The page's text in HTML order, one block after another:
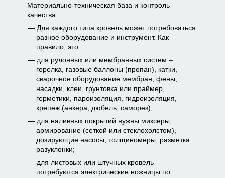
Материально-техническая база и контроль
качества
Для каждого типа кровель может потребоваться
разное оборудование и инструмент. Как
правило, это:
для рулонных или мембранных систем –
горелка, газовые баллоны (пропан), катки,
сварочное оборудование мембран, фены,
насадки, клеи, грунтовка или праймер,
герметики, пароизоляция, гидроизоляция,
крепеж (анкера, дюбель, саморез);
для наливных покрытий нужны миксеры,
армирование (сеткой или стеклохолстом),
дозирующие насосы, толщиномеры, разметка
разуклонки;
для листовых или штучных кровель
потребуются электрические ножницы по